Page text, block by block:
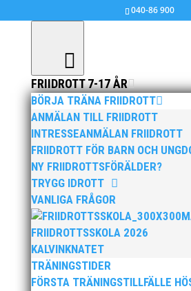
040-86 900
FRIIDROTT 7-17 ÅR
BÖRJA TRÄNA FRIIDROTT
ANMÄLAN TILL FRIIDROTT
INTRESSEANMÄLAN FRIIDROTT
FRIIDROTT FÖR BARN OCH
NY FRIIDROTTSFÖRÄLDER?
TRYGG IDROTT
VANLIGA FRÅGOR
FRIIDROTTSSKOLA 2026
KALVINKNATET
TRÄNINGSTIDER
FÖRSTA TRÄNINGSTILLFÄLLE
Ystadspelen, 23 juli
jul 18, 2017|Allmänt
Ystad, 23 juli
Sista anmälningsdag